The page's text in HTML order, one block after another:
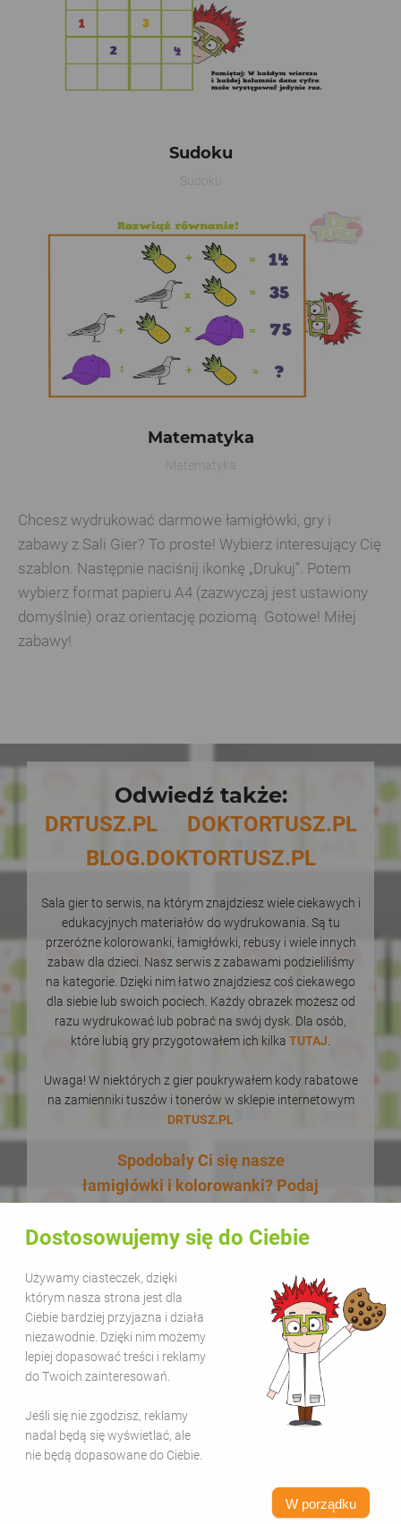
Dostosowujemy się do Ciebie
Używamy ciasteczek, dzięki
którym nasza strona jest dla
Ciebie bardziej przyjazna i działa
niezawodnie. Dzięki nim możemy
lepiej dopasować treści i reklamy
do Twoich zainteresowań.
Jeśli się nie zgodzisz, reklamy
nadal będą się wyświetlać, ale
nie będą dopasowane do Ciebie.
W porządku
Sudoku
Sudoku
Matematyka
Matematyka
Chcesz wydrukować darmowe łamigłówki, gry i
zabawy z Sali Gier? To proste! Wybierz interesujący Cię
szablon. Następnie naciśnij ikonkę „Drukuj”. Potem
wybierz format papieru A4 (zazwyczaj jest ustawiony
domyślnie) oraz orientację poziomą. Gotowe! Miłej
zabawy!
Odwiedź także:
DRTUSZ.PL
DOKTORTUSZ.PL
BLOG.DOKTORTUSZ.PL
Sala gier to serwis, na którym znajdziesz wiele ciekawych i
edukacyjnych materiałów do wydrukowania. Są tu
przeróżne kolorowanki, łamigłówki, rebusy i wiele innych
zabaw dla dzieci. Nasz serwis z zabawami podzieliliśmy
na kategorie. Dzięki nim łatwo znajdziesz coś ciekawego
dla siebie lub swoich pociech. Każdy obrazek możesz od
razu wydrukować lub pobrać na swój dysk. Dla osób,
które lubią gry przygotowałem ich kilka TUTAJ
Uwaga! W niektórych z gier poukrywałem kody rabatowe
na zamienniki tuszów i tonerów w sklepie internetowym
DRTUSZ.PL
Spodobały Ci się nasze
łamigłówki i kolorowanki? Podaj
darmo! Udostępnianie naszych
edukacyjnych jest bezpłatne.
Wystarczy, że zamieścisz na
swojej stronie lub kanale
informację, że pochodzą one z
serwisu Sala Gier i dodasz link
www.salagier.pl . Kolorową zabawą
warto się dzielić!